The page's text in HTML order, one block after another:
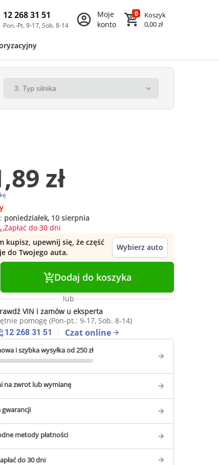
12 268 31 51
Pon.-Pt. 9-17, Sob. 8-14
Moje
konto
0
Koszyk
0,00 zł
zł
poniedziałek, 10 sierpnia
Zapłać do 30 dni
kupisz, upewnij się, że część
do Twojego auta.
Wybierz auto
Dodaj do koszyka
lub
VIN i zamów u eksperta
pomogę (Pon-pt.: 9-17, Sob. 8-14)
12 268 31 51
Czat online
i szybka wysyłka od 250 zł
na zwrot lub wymianę
gwarancji
metody płatności
do 30 dni